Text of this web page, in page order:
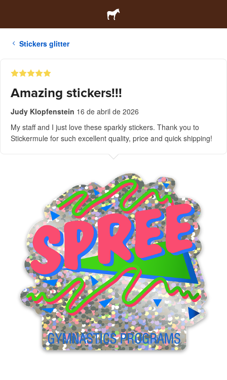
Stickers glitter
Amazing stickers!!!
Judy Klopfenstein 16 de abril de 2026
My staff and I just love these sparkly stickers. Thank you to
Stickermule for such excellent quality, price and quick shipping!